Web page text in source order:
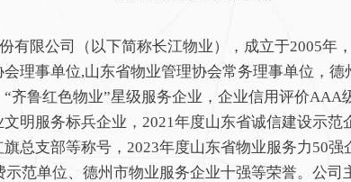
限公司（以下简称长江物业），成立于2005年
理事单位,山东省物业管理协会常务理事单位，德
齐鲁红色物业”星级服务企业，企业信用评价AAA
明服务标兵企业，2021年度山东省诚信建设示范
总支部等称号，2023年度山东省物业服务力50
范单位、德州市物业服务企业十强等荣誉。公司